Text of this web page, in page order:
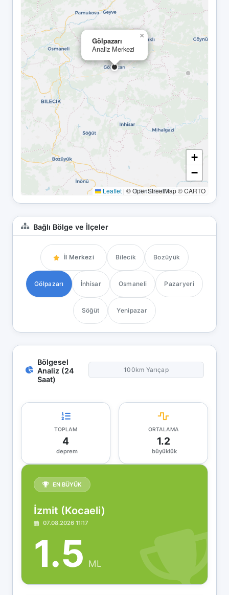
Gölpazarı
Analiz Merkezi
×
+
−
Leaflet | © OpenStreetMap © CARTO
Bağlı Bölge ve İlçeler
İl Merkezi Bilecik Bozüyük
Gölpazarı İnhisar Osmaneli Pazaryeri
Söğüt Yenipazar
Bölgesel
Analiz (24
Saat)
100km Yarıçap
TOPLAM
4
deprem
ORTALAMA
1.2
büyüklük
EN BÜYÜK
İzmit (Kocaeli)
07.08.2026 11:17
1.5 ML